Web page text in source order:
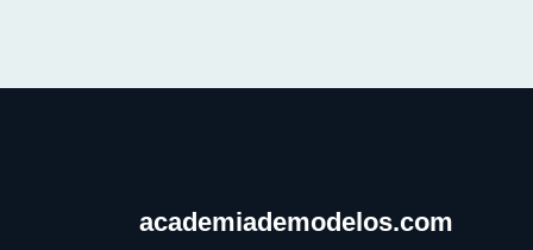
academiademodelos.com